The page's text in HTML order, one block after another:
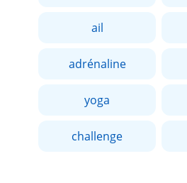
ail
adrénaline
yoga
challenge